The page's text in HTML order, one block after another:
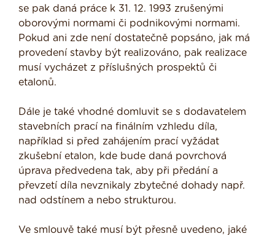
se pak daná práce k 31. 12. 1993 zrušenými
oborovými normami či podnikovými normami.
Pokud ani zde není dostatečně popsáno, jak má
provedení stavby být realizováno, pak realizace
musí vycházet z příslušných prospektů či
etalonů.
Dále je také vhodné domluvit se s dodavatelem
stavebních prací na finálním vzhledu díla,
například si před zahájením prací vyžádat
zkušební etalon, kde bude daná povrchová
úprava předvedena tak, aby při předání a
převzetí díla nevznikaly zbytečné dohady např.
nad odstínem a nebo strukturou.
Ve smlouvě také musí být přesně uvedeno, jaké